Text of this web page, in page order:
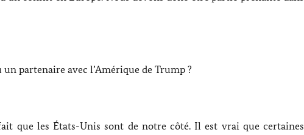
un partenaire avec l’Amérique de Trump ?
que les États-Unis sont de notre côté. Il est vrai que certaines